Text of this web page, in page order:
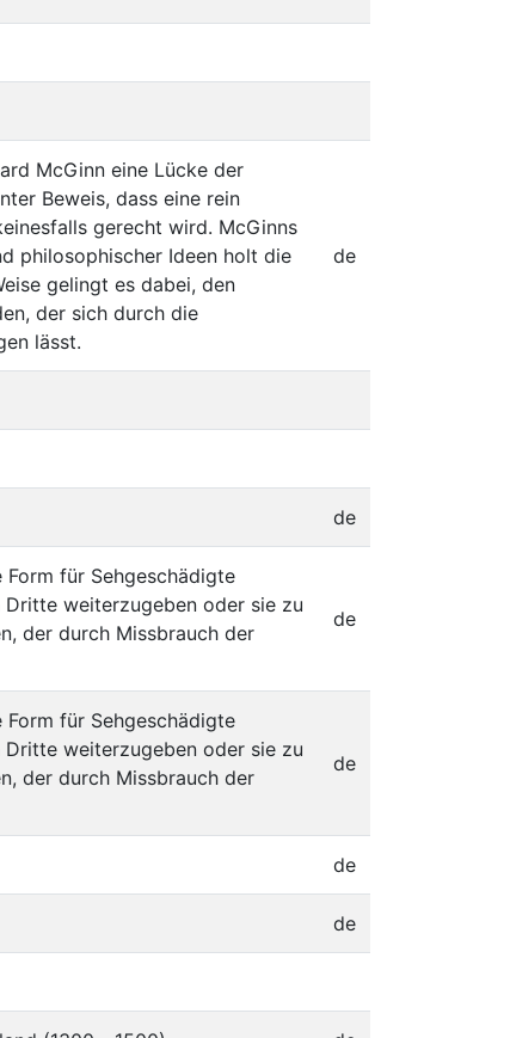
McGinn eine Lücke der
Beweis, dass eine rein
gerecht wird. McGinns
philosophischer Ideen holt die
gelingt es dabei, den
der sich durch die
lässt.
de
de
für Sehgeschädigte
weiterzugeben oder sie zu
der durch Missbrauch der
de
für Sehgeschädigte
weiterzugeben oder sie zu
der durch Missbrauch der
de
de
de